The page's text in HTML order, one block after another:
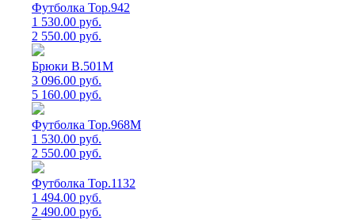
Футболка Top.942
1 530.00 руб.
2 550.00 руб.
Брюки B.501M
3 096.00 руб.
5 160.00 руб.
Футболка Top.968M
1 530.00 руб.
2 550.00 руб.
Футболка Top.1132
1 494.00 руб.
2 490.00 руб.